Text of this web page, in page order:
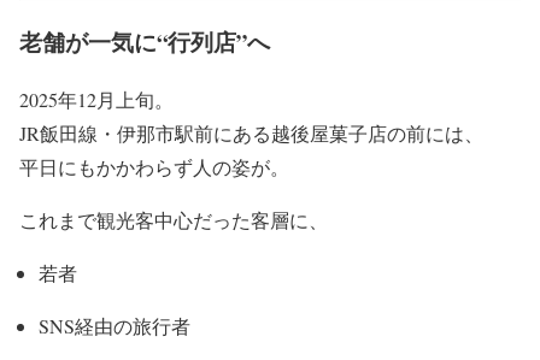
老舗が一気に“行列店”へ
2025年12月上旬。
JR飯田線・伊那市駅前にある越後屋菓子店の前には、
平日にもかかわらず人の姿が。
これまで観光客中心だった客層に、
若者
SNS経由の旅行者